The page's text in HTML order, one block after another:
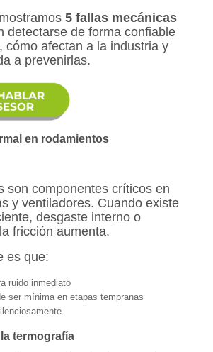
5 fallas mecánicas
detectarse de forma confiable
cómo afectan a la industria y
a prevenirlas.
en rodamientos
son componentes críticos en
y ventiladores. Cuando existe
desgaste interno o
fricción aumenta.
es que:
ruido inmediato
ser mínima en etapas tempranas
termografía